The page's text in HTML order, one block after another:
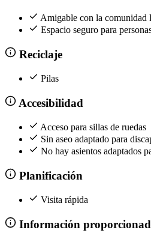
Amigable con la
Espacio seguro para
Reciclaje
Pilas
Accesibilidad
Acceso para sillas de ruedas
Sin aseo adaptado para
No hay asientos adaptados
Planificación
Visita rápida
Información